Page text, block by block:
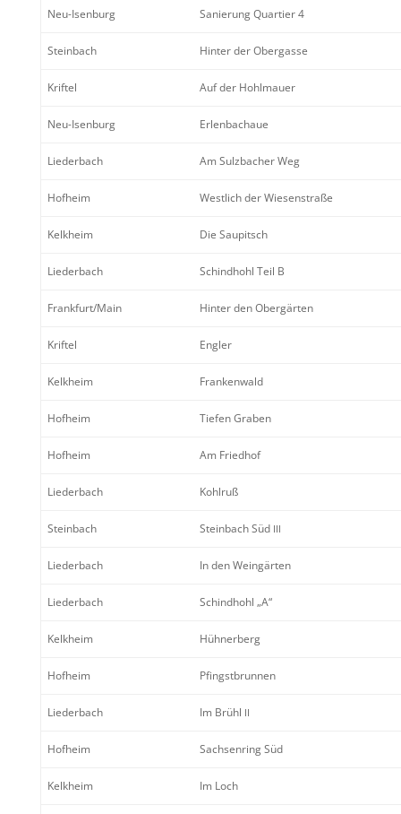
Neu-Isenburg Sanie­rung Quartier 4
Stein­bach Hinter der Obergasse
Kriftel Auf der Hohlmauer
Neu-Isenburg Erlen­bachaue
Lieder­bach Am Sulzbacher Weg
Hofheim Westlich der Wiesenstraße
Kelkheim Die Saupitsch
Lieder­bach Schind­hohl Teil B
Frankfurt/​Main Hinter den Obergärten
Kriftel Engler
Kelkheim Franken­wald
Hofheim Tiefen Graben
Hofheim Am Friedhof
Lieder­bach Kohlruß
Stein­bach Stein­bach Süd III
Lieder­bach In den Weingärten
Lieder­bach Schind­hohl „A“
Kelkheim Hühner­berg
Hofheim Pfingst­brunnen
Lieder­bach Im Brühl II
Hofheim Sachsen­ring Süd
Kelkheim Im Loch